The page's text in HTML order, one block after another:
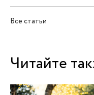
Все статьи
Читайте